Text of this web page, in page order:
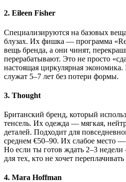
2. Eileen Fisher
Специализируются на базовых
блузах. Их фишка — программа
вещь бренда, а они чинят,
перерабатывают. Это не просто
настоящая циркулярная
служат 5–7 лет без потери формы.
3. Thought
Британский бренд, который
тенсель. Их одежда — мягкая,
деталей. Подходит для
среднем €50–90. Их слабое место —
Но если ты готов ждать 2–3
для тех, кто не хочет
4. Mara Hoffman